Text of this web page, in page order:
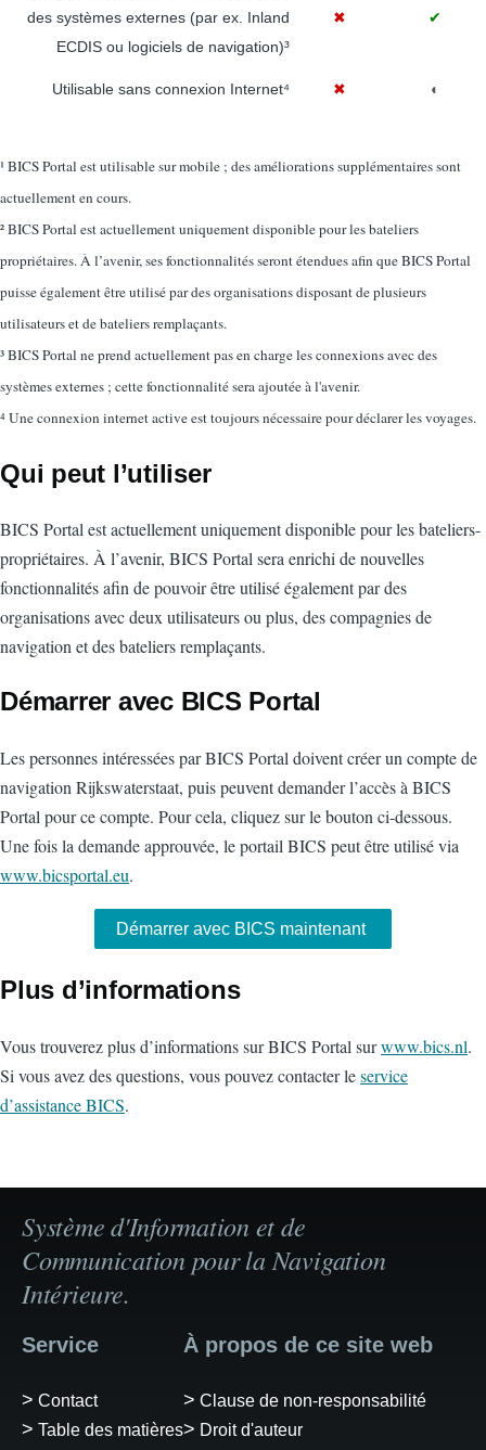
des systèmes externes (par ex. Inland
ECDIS ou logiciels de navigation)³
✖ ✔
Utilisable sans connexion Internet⁴ ✖ ◐
¹ BICS Portal est utilisable sur mobile ; des améliorations supplémentaires sont
actuellement en cours.
² BICS Portal est actuellement uniquement disponible pour les bateliers
propriétaires. À l’avenir, ses fonctionnalités seront étendues afin que BICS Portal
puisse également être utilisé par des organisations disposant de plusieurs
utilisateurs et de bateliers remplaçants.
³ BICS Portal ne prend actuellement pas en charge les connexions avec des
systèmes externes ; cette fonctionnalité sera ajoutée à l'avenir.
⁴ Une connexion internet active est toujours nécessaire pour déclarer les voyages.
Qui peut l’utiliser
BICS Portal est actuellement uniquement disponible pour les bateliers-
propriétaires. À l’avenir, BICS Portal sera enrichi de nouvelles
fonctionnalités afin de pouvoir être utilisé également par des
organisations avec deux utilisateurs ou plus, des compagnies de
navigation et des bateliers remplaçants.
Démarrer avec BICS Portal
Les personnes intéressées par BICS Portal doivent créer un compte de
navigation Rijkswaterstaat, puis peuvent demander l’accès à BICS
Portal pour ce compte. Pour cela, cliquez sur le bouton ci-dessous.
Une fois la demande approuvée, le portail BICS peut être utilisé via
www.bicsportal.eu.
Démarrer avec BICS maintenant
Plus d’informations
Vous trouverez plus d’informations sur BICS Portal surwww.bics.nl.
Si vous avez des questions, vous pouvez contacter leservice
d’assistance BICS.
Système d'Information et de
Communication pour la Navigation
Intérieure.
Service
Contact
Table des matières
À propos de ce site web
Clause de non-responsabilité
Droit d'auteur